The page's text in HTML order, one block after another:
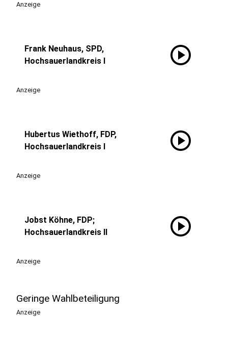
Anzeige
Frank Neuhaus, SPD,
Hochsauerlandkreis I
play_circle
Anzeige
Hubertus Wiethoff, FDP,
Hochsauerlandkreis I
play_circle
Anzeige
Jobst Köhne, FDP;
Hochsauerlandkreis II
play_circle
Anzeige
Geringe Wahlbeteiligung
Anzeige